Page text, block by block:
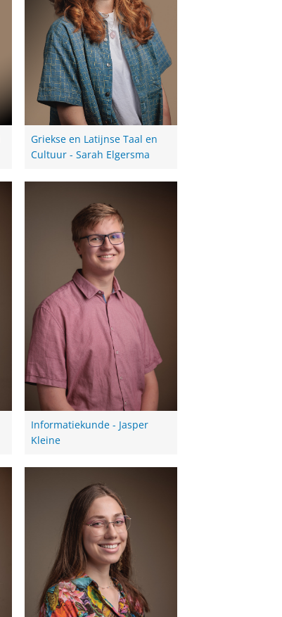
Griekse en Latijnse Taal en
Cultuur - Sarah Elgersma
Informatiekunde - Jasper
Kleine